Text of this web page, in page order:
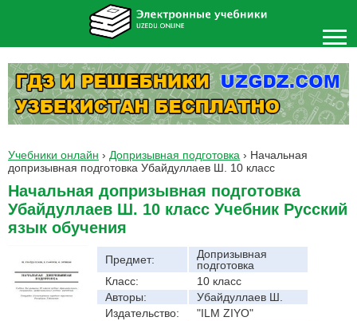
Учебники онлайн › Допризывная подготовка › Начальная
допризывная подготовка Убайдуллаев Ш. 10 класс
Начальная допризывная подготовка
Убайдуллаев Ш. 10 класс Учебник Русский
язык обучения
Предмет:
Допризывная
подготовка
Класс:
10 класс
Авторы:
Убайдуллаев Ш.
Издательство:
"ILM ZIYO"